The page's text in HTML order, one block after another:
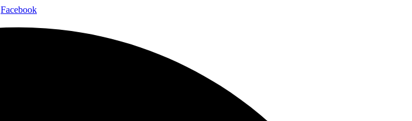
Facebook